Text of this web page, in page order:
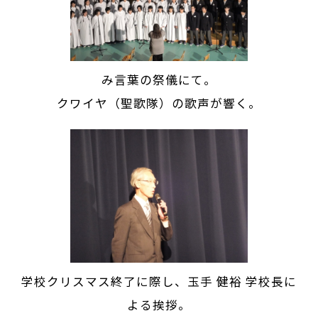
み言葉の祭儀にて。
クワイヤ（聖歌隊）の歌声が響く。
学校クリスマス終了に際し、玉手 健裕 学校長に
よる挨拶。